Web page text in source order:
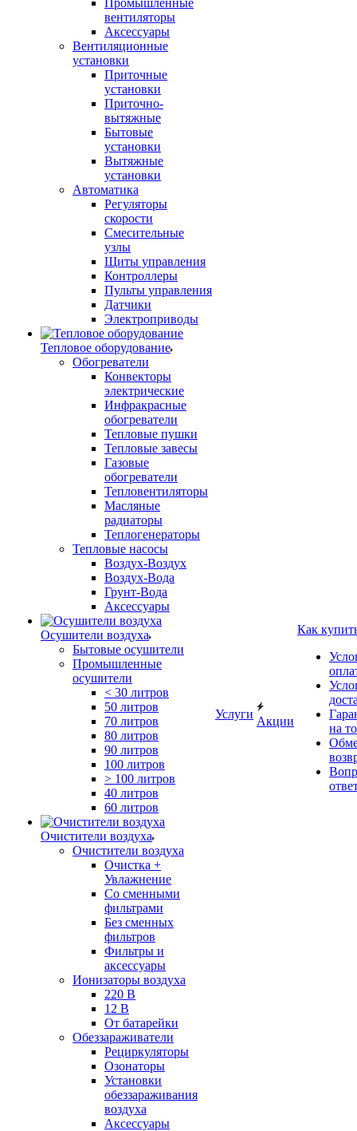
Промышленные
вентиляторы
Аксессуары
Вентиляционные
установки
Приточные
установки
Приточно-
вытяжные
Бытовые
установки
Вытяжные
установки
Автоматика
Регуляторы
скорости
Смесительные
узлы
Щиты управления
Контроллеры
Пульты управления
Датчики
Электроприводы
Тепловое оборудование
Обогреватели
Конвекторы
электрические
Инфракрасные
обогреватели
Тепловые пушки
Тепловые завесы
Газовые
обогреватели
Тепловентиляторы
Масляные
радиаторы
Теплогенераторы
Тепловые насосы
Воздух-Воздух
Воздух-Вода
Грунт-Вода
Аксессуары
Осушители воздуха
Бытовые осушители
Промышленные
осушители
< 30 литров
50 литров
70 литров
80 литров
90 литров
100 литров
> 100 литров
40 литров
60 литров
Очистители воздуха
Очистители воздуха
Очистка +
Увлажнение
Cо сменными
фильтрами
Без сменных
фильтров
Фильтры и
аксессуары
Ионизаторы воздуха
220 В
12 В
От батарейки
Обеззараживатели
Рециркуляторы
Озонаторы
Установки
обеззараживания
воздуха
Аксессуары
Услуги
Акции
Как
на